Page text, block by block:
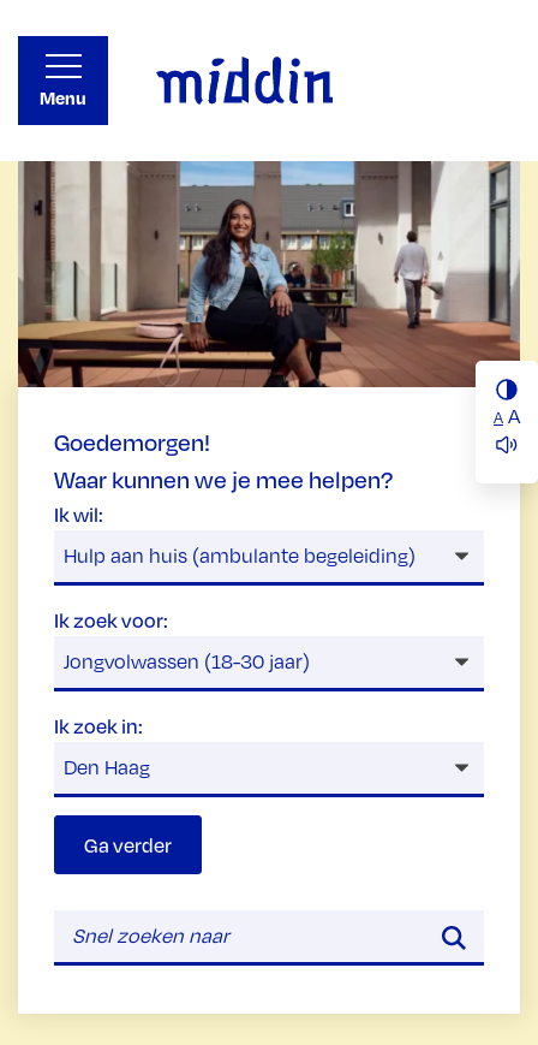
A A
Menu
Goedemorgen!
Waar kunnen we je mee helpen?
Ik wil:
Ik zoek voor:
Ik zoek in:
Ga verder